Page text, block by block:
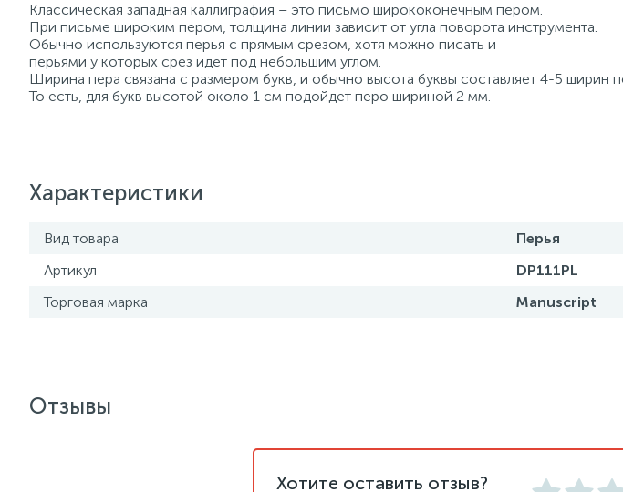
Классическая западная каллиграфия – это письмо ширококонечным пером.
При письме широким пером, толщина линии зависит от угла поворота инструмента.
Обычно используются перья с прямым срезом, хотя можно писать и
перьями у которых срез идет под небольшим углом.
Ширина пера связана с размером букв, и обычно высота буквы составляет 4-5 ширин
То есть, для букв высотой около 1 см подойдет перо шириной 2 мм.
Характеристики
Вид товара
Перья
Артикул
DP111PL
Торговая марка
Manuscript
Отзывы
Хотите оставить отзыв?